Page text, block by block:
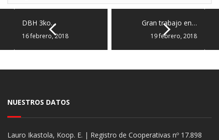
DBH 3ko…
16 febrero, 2018
Gran trabajo en…
19 febrero, 2018
NUESTROS DATOS
Lauro Ikastola, Koop. E. | Registro de Cooperativas nº 17.898